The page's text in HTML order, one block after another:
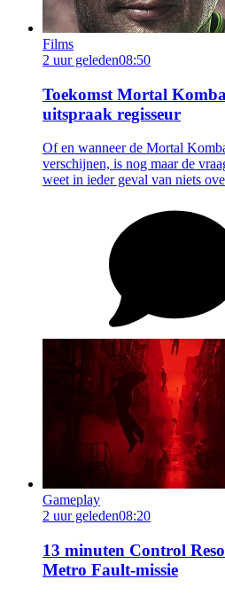
Films
2 uur geleden08:50
Toekomst Mortal
uitspraak regisseur
Of en wanneer de Mortal
verschijnen, is nog maar de
weet in ieder geval van niets
Gameplay
2 uur geleden08:20
13 minuten Control
Metro Fault-missie